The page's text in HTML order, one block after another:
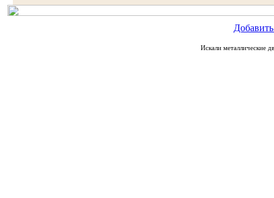
Искали металлические